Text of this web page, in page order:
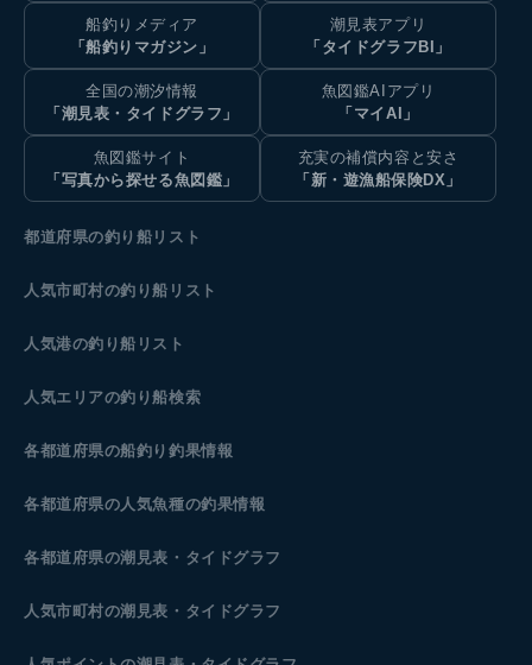
船釣りメディア
「船釣りマガジン」
潮見表アプリ
「タイドグラフBI」
全国の潮汐情報
「潮見表・タイドグラフ」
魚図鑑AIアプリ
「マイAI」
魚図鑑サイト
「写真から探せる魚図鑑」
充実の補償内容と安さ
「新・遊漁船保険DX」
都道府県の釣り船リスト
人気市町村の釣り船リスト
人気港の釣り船リスト
人気エリアの釣り船検索
各都道府県の船釣り釣果情報
各都道府県の人気魚種の釣果情報
各都道府県の潮見表 ・タイドグラフ
人気市町村の潮見表・タイドグラフ